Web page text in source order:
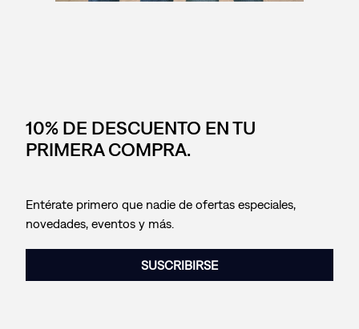
10% DE DESCUENTO EN TU
PRIMERA COMPRA.
Entérate primero que nadie de ofertas especiales,
novedades, eventos y más.
SUSCRIBIRSE